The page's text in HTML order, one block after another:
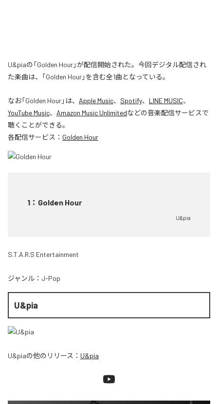
U&piaの「Golden Hour」が配信開始された。今回デジタル配信され
た楽曲は、「Golden Hour」を含む全1曲となっている。
なお「Golden Hour」は、 Apple Music、 Spotify、 LINE MUSIC、
YouTube Music、 Amazon Music Unlimitedなどの音楽配信サービスで
聴くことができる。
各配信サービス： Golden Hour
1 ： Golden Hour
U&pia
S.T.A.R.S Entertainment
ジャンル： J-Pop
U&pia
U&piaの他のリリース： U&pia